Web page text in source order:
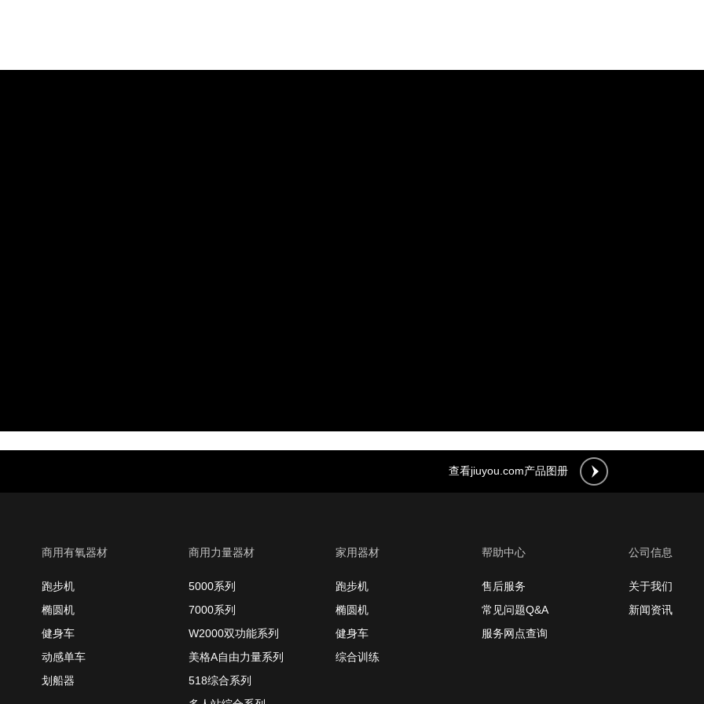
查看jiuyou.com产品图册
商用有氧器材
跑步机
椭圆机
健身车
动感单车
划船器
商用力量器材
5000系列
7000系列
W2000双功能系列
美格A自由力量系列
518综合系列
家用器材
跑步机
椭圆机
健身车
综合训练
帮助中心
售后服务
常见问题Q&A
服务网点查询
公司信息
关于我们
新闻资讯